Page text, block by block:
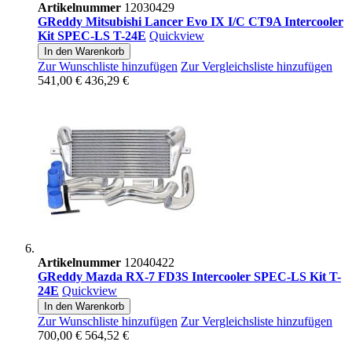
Artikelnummer 12030429
GReddy Mitsubishi Lancer Evo IX I/C CT9A Intercooler
Kit SPEC-LS T-24E Quickview
In den Warenkorb
Zur Wunschliste hinzufügen Zur Vergleichsliste hinzufügen
541,00 € 436,29 €
Artikelnummer 12040422
GReddy Mazda RX-7 FD3S Intercooler SPEC-LS Kit T-
24E Quickview
In den Warenkorb
Zur Wunschliste hinzufügen Zur Vergleichsliste hinzufügen
700,00 € 564,52 €